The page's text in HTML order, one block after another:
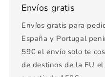
Envíos gratis
Envíos gratis para
España y Portugal
59€ el envío solo te
de destinos de la EU